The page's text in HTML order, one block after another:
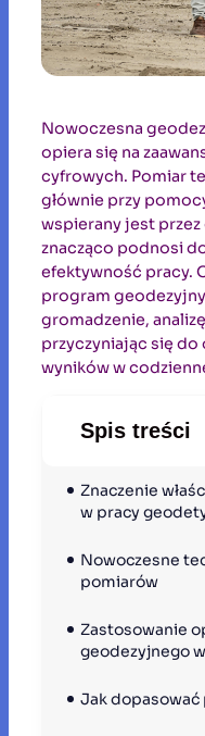
Nowoczesna
opiera się na
cyfrowych. Pomiar
głównie przy
wspierany jest
znacząco podnosi
efektywność pracy.
program
gromadzenie,
przyczyniając się
wyników w
Spis treści
Znaczenie
w pracy
Nowoczesne
pomiarów
Zastosowanie
geodezyjnego
Jak